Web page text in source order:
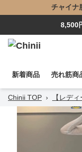
チャイナ
8,500
新着商品 売れ筋商
Chinii TOP › 【レデ